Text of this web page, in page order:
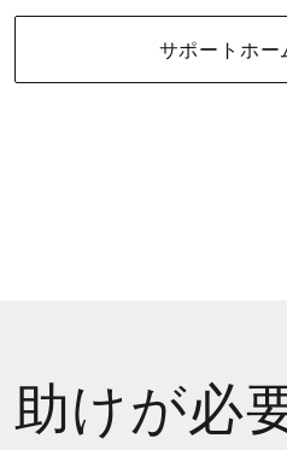
サポートホー
助けが必